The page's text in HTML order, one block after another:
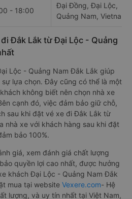
- 18:00
Đại Đồng, Đại Lộc,
Quảng Nam, Vietnam
Đắk Lắk từ Đại Lộc - Quảng
Lộc - Quảng Nam Đắk Lắk giúp
lựa chọn. Đây cũng có thể là một
không biết nên chọn nhà xe
cạnh đó, việc đảm bảo giữ chỗ,
sau khi đặt vé xe đi Đắk Lắk từ
nhà xe với khách hàng sau khi đặt
bảo 100%.
giá, xem đánh giá chất lượng
quyền lợi cao nhất, được hưởng
khách Đại Lộc - Quảng Nam Đắk
mua tại website Vexere.com- Hệ
lượng, và uy tín nhất tại Việt Nam,